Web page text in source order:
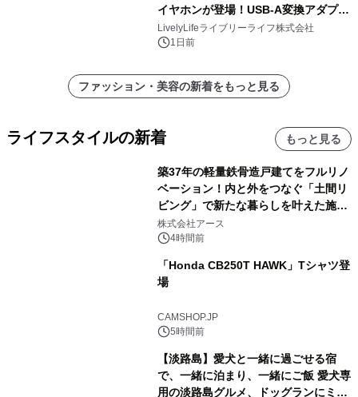
イヤホンが登場！USB-A変換アダプタ
ー付きでスマホからパソコンまで幅広
く活用可能
LivelyLifeライブリーライフ株式会社
1日前
ファッション・美容の新着をもっと見る
ライフスタイルの新着 もっと見る
築37年の軽量鉄骨造戸建てをフルリノ
ベーション！内と外をつなぐ「土間リ
ビング」で新たな暮らしを叶えた施工
事例を株式会社アースが公開
株式会社アース
4時間前
「Honda CB250T HAWK」Tシャツ登
場
CAMSHOP.JP
5時間前
【淡路島】愛犬と一緒に過ごせる宿
で、一緒に泊まり、一緒にご飯 愛犬専
用の淡路島グルメ、ドッグランにミニ